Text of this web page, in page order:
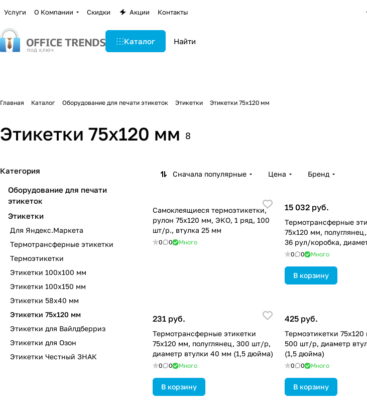
Услуги О Компании Скидки Акции Контакты
Каталог
Главная Каталог Оборудование для печати этикеток Этикетки Этикетки 75х120 мм
Этикетки 75х120 мм 8
Сначала популярные Цена Бренд
Самоклеящиеся термоэтикетки,
рулон 75х120 мм, ЭКО, 1 ряд, 100
шт/р., втулка 25 мм
0 0 Много
15 032 руб.
Термотрансферные
75х120 мм,
36 рул/коробка,
мм (1,5 дюйма)
0 0 Много
В корзину
231 руб.
Термотрансферные этикетки
75х120 мм, полуглянец, 300 шт/р,
диаметр втулки 40 мм (1,5 дюйма)
0 0 Много
В корзину
425 руб.
Термоэтикетки
500 шт/р, диаметр
(1,5 дюйма)
0 0 Много
В корзину
Категория
Оборудование для печати
этикеток
Этикетки
Для Яндекс.Маркета
Термотрансферные этикетки
Термоэтикетки
Этикетки 100х100 мм
Этикетки 100х150 мм
Этикетки 58х40 мм
Этикетки 75х120 мм
Этикетки для Вайлдберриз
Этикетки для Озон
Этикетки Честный ЗНАК